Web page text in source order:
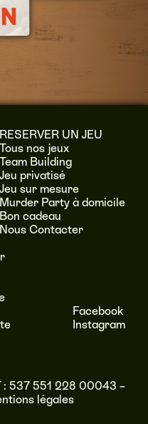
RÉSERVER
RESERVER UN JEU
Tous nos jeux
Team Building
Jeu privatisé
Jeu sur mesure
Murder Party à domicile
Bon cadeau
Nous Contacter
Facebook
Instagram
: 537 551 228 00043 –
légales